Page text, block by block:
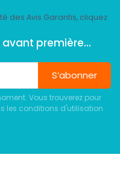
des Avis Garantis, cliquez
première...
S’abonner
Vous trouverez pour
les conditions d'utilisation